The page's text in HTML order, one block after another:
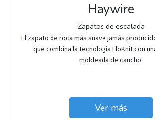
Haywire
Zapatos de escalada
El zapato de roca más suave jamás
que combina la tecnología FloKnit con
moldeada de caucho.
Ver más